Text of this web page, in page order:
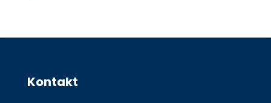
Kontakt